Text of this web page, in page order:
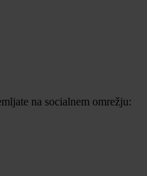
na socialnem omrežju: